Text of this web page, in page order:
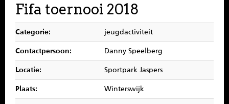
INFORMATIE
JEUGD
SENIOREN
SPONSOREN
Fifa toernooi 2018
Categorie: jeugdactiviteit
Contactpersoon: Danny Speelberg
Locatie: Sportpark Jaspers
Plaats: Winterswijk